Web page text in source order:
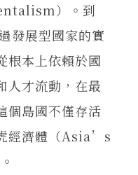
）。到
發展型國家的實
根本上依賴於國
人才流動，在最
個島國不僅存活
經濟體（Asia’s